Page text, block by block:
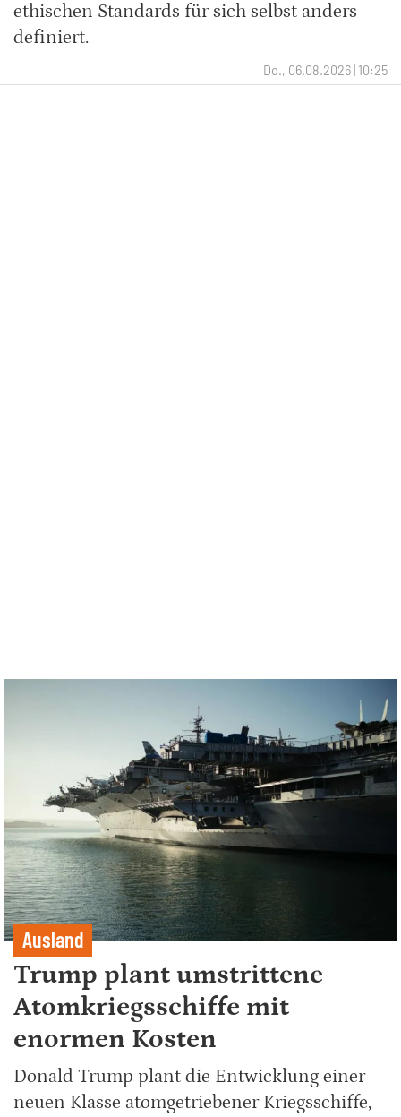
ethischen Standards für sich selbst anders
definiert.
Do., 06.08.2026 | 10:25
Ausland
Trump plant umstrittene
Atomkriegsschiffe mit
enormen Kosten
Donald Trump plant die Entwicklung einer
neuen Klasse atomgetriebener Kriegsschiffe,